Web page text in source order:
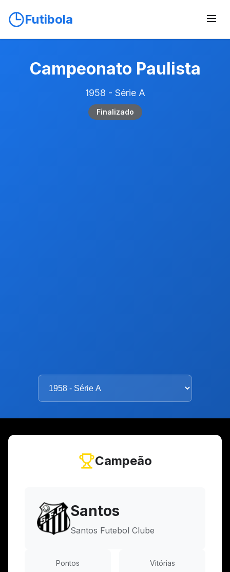
Futibola
Campeonato Paulista
1958 - Série A
Finalizado
Campeão
Santos
Santos Futebol Clube
Pontos Vitórias